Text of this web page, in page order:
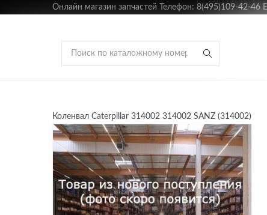
Онлайн магазин запчастей Телефон: 8(495)109-42-46
Коленвал Caterpillar 314002 314002 SANZ (314002)